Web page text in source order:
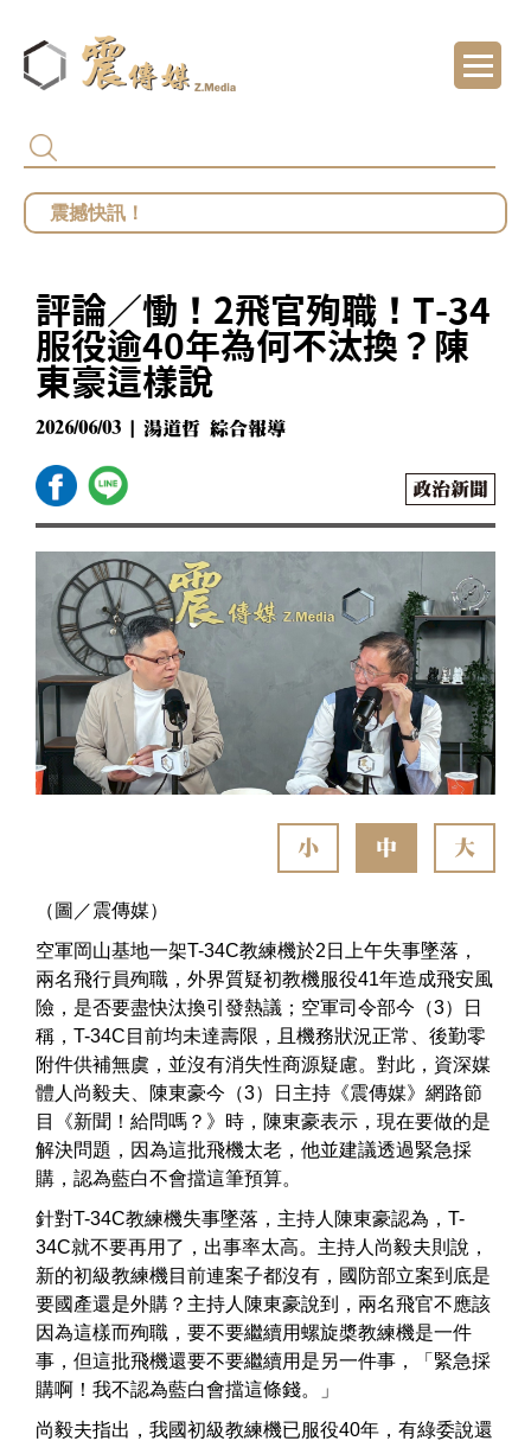
鄭麗文勝選國民黨主席 王鴻薇曝首要任務：
評論／慟！2飛官殉職！T-34
服役逾40年為何不汰換？陳
東豪這樣說
2026/06/03 | 湯道哲 綜合報導
政治新聞
小 中 大
（圖／震傳媒）
空軍岡山基地一架T-34C教練機於2日上午失事墜落，
兩名飛行員殉職，外界質疑初教機服役41年造成飛安風
險，是否要盡快汰換引發熱議；空軍司令部今（3）日
稱，T-34C目前均未達壽限，且機務狀況正常、後勤零
附件供補無虞，並沒有消失性商源疑慮。對此，資深媒
體人尚毅夫、陳東豪今（3）日主持《震傳媒》網路節
目《新聞！給問嗎？》時，陳東豪表示，現在要做的是
解決問題，因為這批飛機太老，他並建議透過緊急採
購，認為藍白不會擋這筆預算。
針對T-34C教練機失事墜落，主持人陳東豪認為，T-
34C就不要再用了，出事率太高。主持人尚毅夫則說，
新的初級教練機目前連案子都沒有，國防部立案到底是
要國產還是外購？主持人陳東豪說到，兩名飛官不應該
因為這樣而殉職，要不要繼續用螺旋槳教練機是一件
事，但這批飛機還要不要繼續用是另一件事，「緊急採
購啊！我不認為藍白會擋這條錢。」
尚毅夫指出，我國初級教練機已服役40年，有綠委說還